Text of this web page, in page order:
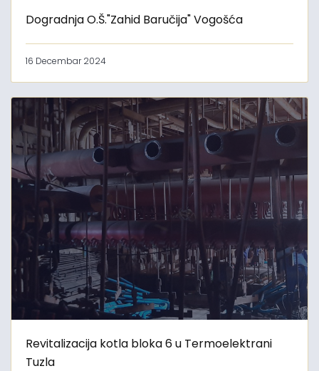
Dogradnja O.Š."Zahid Baručija" Vogošća
16 Decembar 2024
Revitalizacija kotla bloka 6 u Termoelektrani
Tuzla